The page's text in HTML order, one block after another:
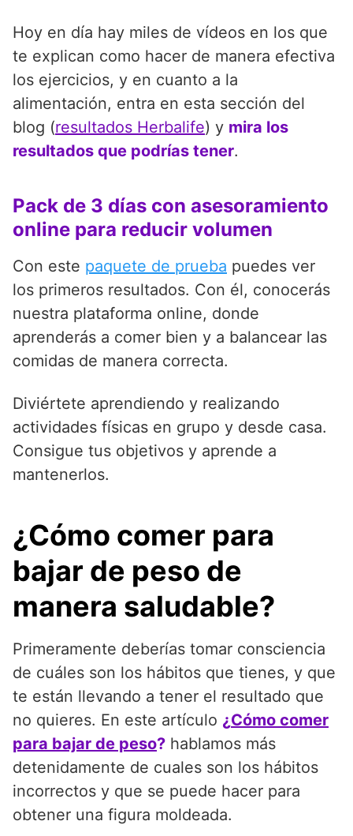
Hoy en día hay miles de vídeos en los que
te explican como hacer de manera efectiva
los ejercicios, y en cuanto a la
alimentación, entra en esta sección del
blog (resultados Herbalife) y mira los
resultados que podrías tener.
Pack de 3 días con asesoramiento
online para reducir volumen
Con este paquete de prueba puedes ver
los primeros resultados. Con él, conocerás
nuestra plataforma online, donde
aprenderás a comer bien y a balancear las
comidas de manera correcta.
Diviértete aprendiendo y realizando
actividades físicas en grupo y desde casa.
Consigue tus objetivos y aprende a
mantenerlos.
¿Cómo comer para
bajar de peso de
manera saludable?
Primeramente deberías tomar consciencia
de cuáles son los hábitos que tienes, y que
te están llevando a tener el resultado que
no quieres. En este artículo ¿Cómo comer
para bajar de peso? hablamos más
detenidamente de cuales son los hábitos
incorrectos y que se puede hacer para
obtener una figura moldeada.